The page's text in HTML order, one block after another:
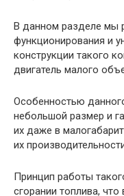
В данном разделе мы
функционирования и
конструкции такого
двигатель малого
Особенностью
небольшой размер и
их даже в
их
Принцип работы
сгорании топлива, что